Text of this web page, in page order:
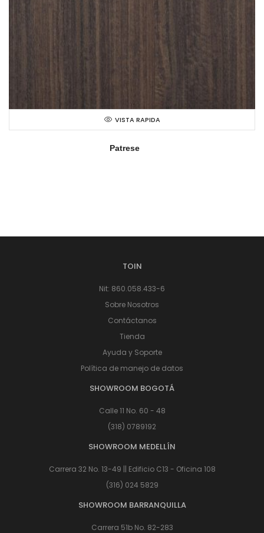
VISTA RAPIDA
Patrese
TOIN
Nit: 860.058.433-6
Sobre Nosotros
Contáctanos
Tienda
Ayuda y Soporte
Política de manejo de datos
SHOWROOM BOGOTÁ
Calle 11 No. 60 - 48
(318) 0789192
SHOWROOM MEDELLÍN
Carrera 32 No. 13-49 || Edificio C13 - Oficina 108
(316) 024 5829
SHOWROOM BARRANQUILLA
Carrera 51b No. 82-283